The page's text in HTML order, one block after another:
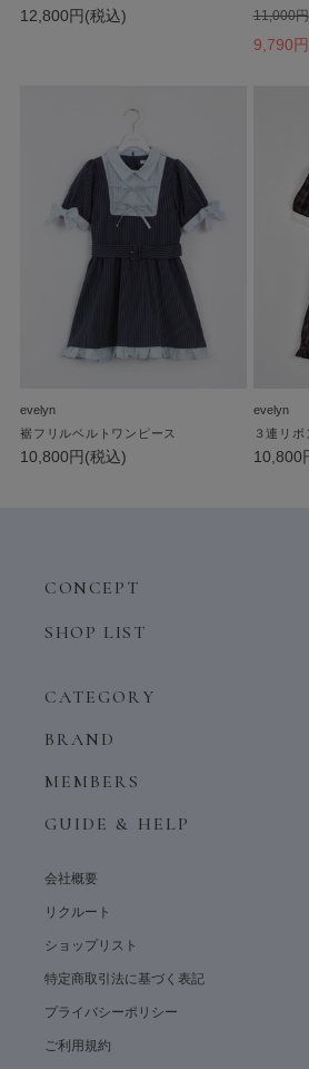
12,800円(税込)
9,790円
11,000円
evelyn
裾フリルベルトワンピース
10,800円(税込)
evelyn
３連リ
10,800
CONCEPT
SHOP LIST
CATEGORY
BRAND
MEMBERS
GUIDE & HELP
会社概要
リクルート
ショップリスト
特定商取引法に基づく表記
プライバシーポリシー
ご利用規約